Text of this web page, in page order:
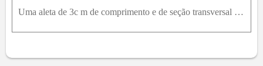
Uma aleta de 3c m de comprimento e de seção transversal retangular de 2m m × 2m m de alumínio ( k = 237W / m ⋅ K ) está fixada em uma superfície. Considerando que a eficiência da aleta é 65 % , a efic